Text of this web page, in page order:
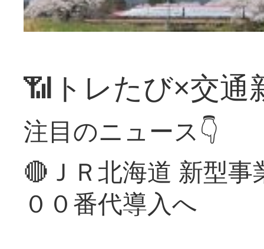
📶トレたび×交通
注目のニュース👇
🔴ＪＲ北海道 新型
００番代導入へ